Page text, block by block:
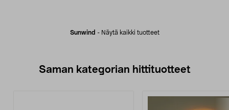
Sunwind - Näytä kaikki tuotteet
Saman kategorian hittituotteet